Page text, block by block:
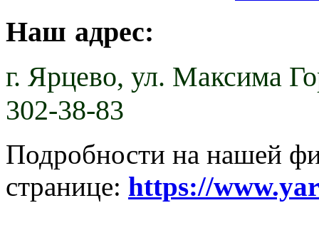
Наш адрес:
г. Ярцево, ул. Максима
302-38-83
Подробности на нашей
странице: https://